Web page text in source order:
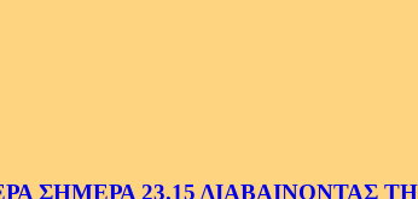
23.15 ΔΙΑΒΑΙΝΟΝΤΑΣ